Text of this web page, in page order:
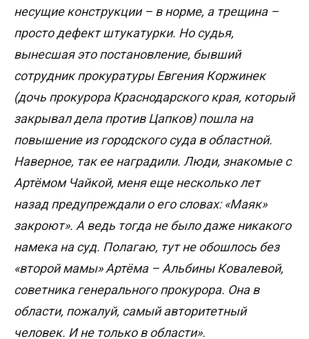
несущие конструкции – в норме, а трещина –
просто дефект штукатурки. Но судья,
вынесшая это постановление, бывший
сотрудник прокуратуры Евгения Коржинек
(дочь прокурора Краснодарского края, который
закрывал дела против Цапков) пошла на
повышение из городского суда в областной.
Наверное, так ее наградили. Люди, знакомые с
Артёмом Чайкой, меня еще несколько лет
назад предупреждали о его словах: «Маяк»
закроют». А ведь тогда не было даже никакого
намека на суд. Полагаю, тут не обошлось без
«второй мамы» Артёма – Альбины Ковалевой,
советника генерального прокурора. Она в
области, пожалуй, самый авторитетный
человек. И не только в области».